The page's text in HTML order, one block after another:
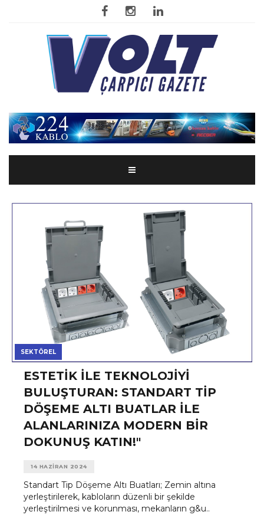
SEKTÖREL
ESTETIK İLE TEKNOLOJIYI
BULUŞTURAN: STANDART TIP
DÖŞEME ALTI BUATLAR ILE
ALANLARINIZA MODERN BIR
DOKUNUŞ KATIN!"
14 HAZIRAN 2024
Standart Tip Döşeme Altı Buatları; Zemin altına
yerleştirilerek, kabloların düzenli bir şekilde
yerleştirilmesi ve korunması, mekanların g&u..